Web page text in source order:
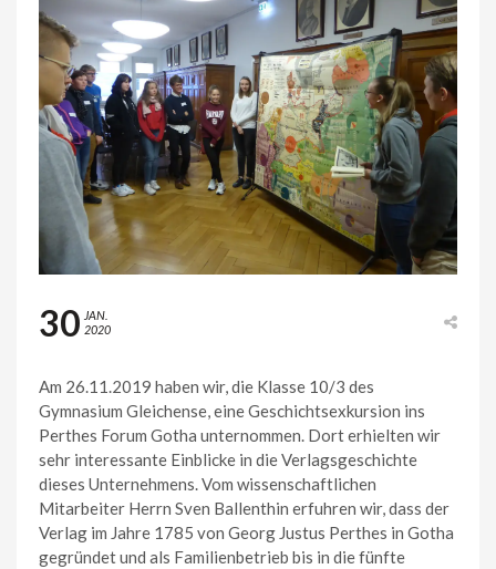
30 JAN.
2020
Am 26.11.2019 haben wir, die Klasse 10/3 des
Gymnasium Gleichense, eine Geschichtsexkursion ins
Perthes Forum Gotha unternommen. Dort erhielten wir
sehr interessante Einblicke in die Verlagsgeschichte
dieses Unternehmens. Vom wissenschaftlichen
Mitarbeiter Herrn Sven Ballenthin erfuhren wir, dass der
Verlag im Jahre 1785 von Georg Justus Perthes in Gotha
gegründet und als Familienbetrieb bis in die fünfte